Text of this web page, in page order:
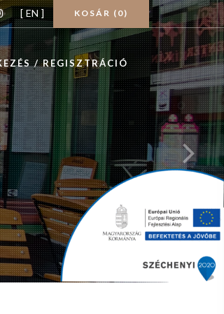
KOSÁR ( 0)
[ EN ]
/ REGISZTRÁCIÓ